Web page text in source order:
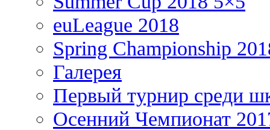
euLeague 2018
Spring Championship
Галерея
Первый турнир среди
Осенний Чемпионат